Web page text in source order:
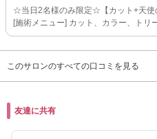
☆当日2名様のみ限定☆【カット+天使
[施術メニュー] カット、カラー、トリ
このサロンのすべての口コミを見る
友達に共有